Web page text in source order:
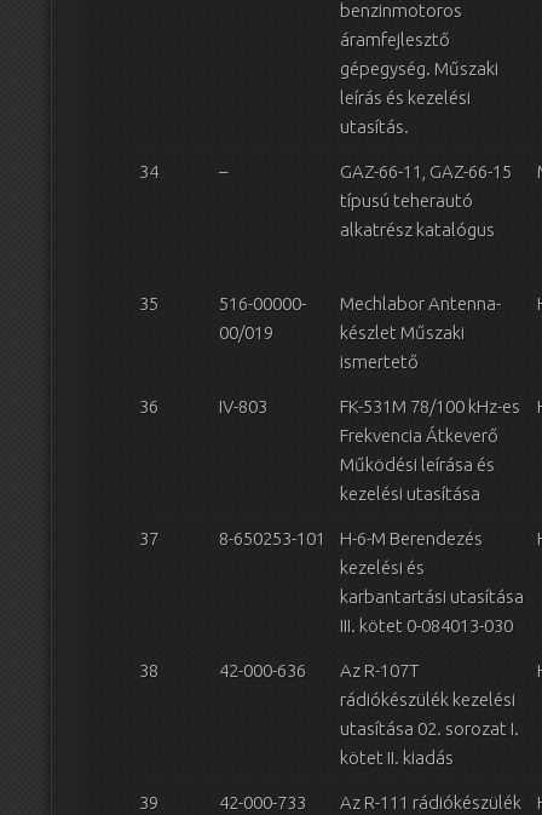
benzinmotoros
áramfejlesztő
gépegység. Műszaki
leírás és kezelési
utasítás.
34 –
GAZ-66-11, GAZ-66-15
típusú teherautó
alkatrész katalógus
35
516-00000-
00/019
Mechlabor Antenna-
készlet Műszaki
ismertető
36 IV-803
FK-531M 78/100 kHz-es
Frekvencia Átkeverő
Működési leírása és
kezelési utasítása
37 8-650253-101
H-6-M Berendezés
kezelési és
karbantartási utasítása
III. kötet 0-084013-030
38 42-000-636
Az R-107T
rádiókészülék kezelési
utasítása 02. sorozat I.
kötet II. kiadás
39 42-000-733
Az R-111 rádiókészülék